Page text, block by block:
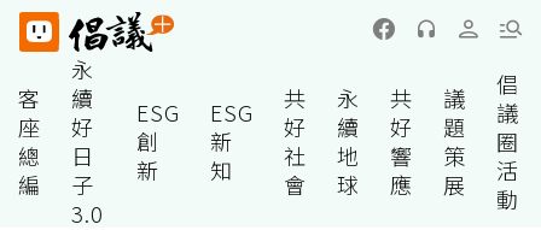
客
座
總
編
永
續
好
日
子
3.0
ESG
創
新
ESG
新
知
共
好
社
會
永
續
地
球
共
好
響
應
議
題
策
展
倡
議
圈
活
動